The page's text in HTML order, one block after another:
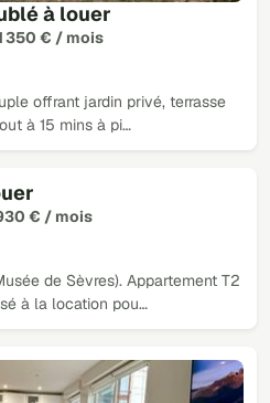
à louer
350 € / mois
offrant jardin privé, terrasse
à 15 mins à pi…
€ / mois
de Sèvres). Appartement T2
à la location pou…